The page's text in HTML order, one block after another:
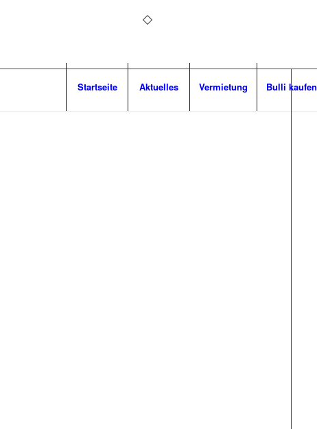
Startseite Aktuelles Vermietung Bulli kaufen